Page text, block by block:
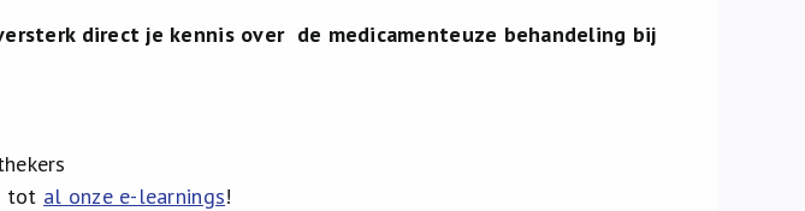
direct je kennis over de medicamenteuze behandeling bij
tot al onze e-learnings!